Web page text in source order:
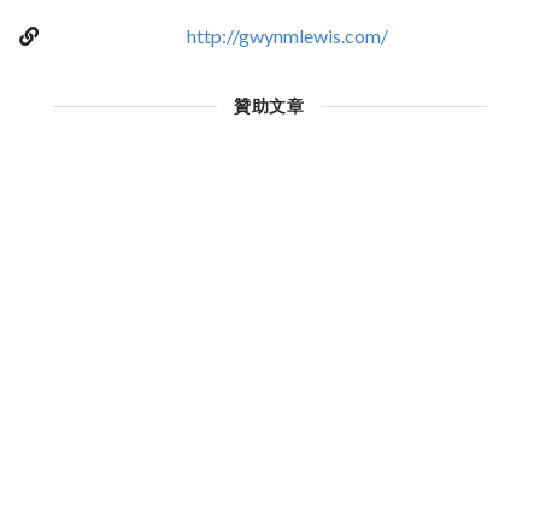
http://gwynmlewis.com/
贊助文章